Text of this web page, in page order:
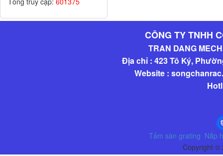
CÔNG TY TNHH
TRAN DANG
Địa chỉ : 423 Tô Ký,
Website :
Tấm sàn grating Nắp
Copyright ©